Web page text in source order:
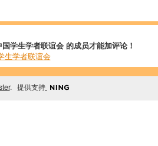
学生学者联谊会 的成员才能加评论！
生学者联谊会
. 提供支持